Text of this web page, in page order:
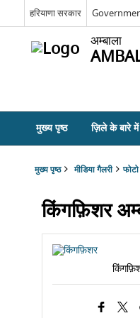
हरियाणा सरकार
अम्बाला
मुख्य पृष्ठ ज़िले के बारे में
मुख्य पृष्ठ मीडिया गैलरी
किंगफ़िशर